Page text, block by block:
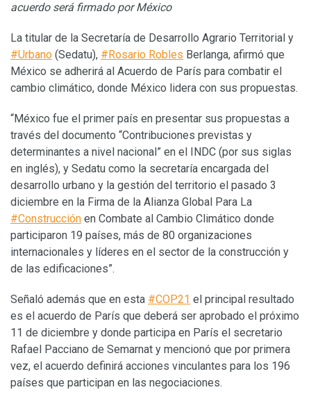
acuerdo será firmado por México
La titular de la Secretaría de Desarrollo Agrario Territorial y
#Urbano (Sedatu), #Rosario Robles Berlanga, afirmó que
México se adherirá al Acuerdo de París para combatir el
cambio climático, donde México lidera con sus propuestas.
“México fue el primer país en presentar sus propuestas a
través del documento “Contribuciones previstas y
determinantes a nivel nacional” en el INDC (por sus siglas
en inglés), y Sedatu como la secretaría encargada del
desarrollo urbano y la gestión del territorio el pasado 3
diciembre en la Firma de la Alianza Global Para La
#Construcción en Combate al Cambio Climático donde
participaron 19 países, más de 80 organizaciones
internacionales y líderes en el sector de la construcción y
de las edificaciones”.
Señaló además que en esta #COP21 el principal resultado
es el acuerdo de París que deberá ser aprobado el próximo
11 de diciembre y donde participa en París el secretario
Rafael Pacciano de Semarnat y mencionó que por primera
vez, el acuerdo definirá acciones vinculantes para los 196
países que participan en las negociaciones.